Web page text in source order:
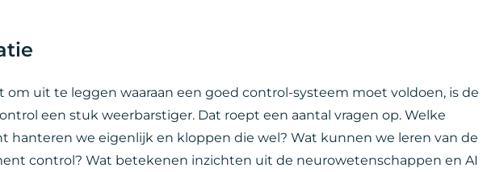
uit te leggen waaraan een goed control-systeem moet voldoen, is de
een stuk weerbarstiger. Dat roept een aantal vragen op. Welke
hanteren we eigenlijk en kloppen die wel? Wat kunnen we leren van de
control? Wat betekenen inzichten uit de neurowetenschappen en AI